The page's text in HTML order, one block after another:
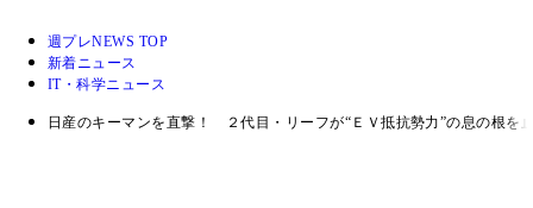
週プレNEWS TOP
新着ニュース
IT・科学ニュース
日産のキーマンを直撃！ ２代目・リーフが“ＥＶ抵抗勢力”の息の根を